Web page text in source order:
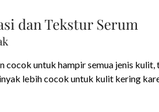
dan Tekstur Serum
cocok untuk hampir semua jenis
lebih cocok untuk kulit kering